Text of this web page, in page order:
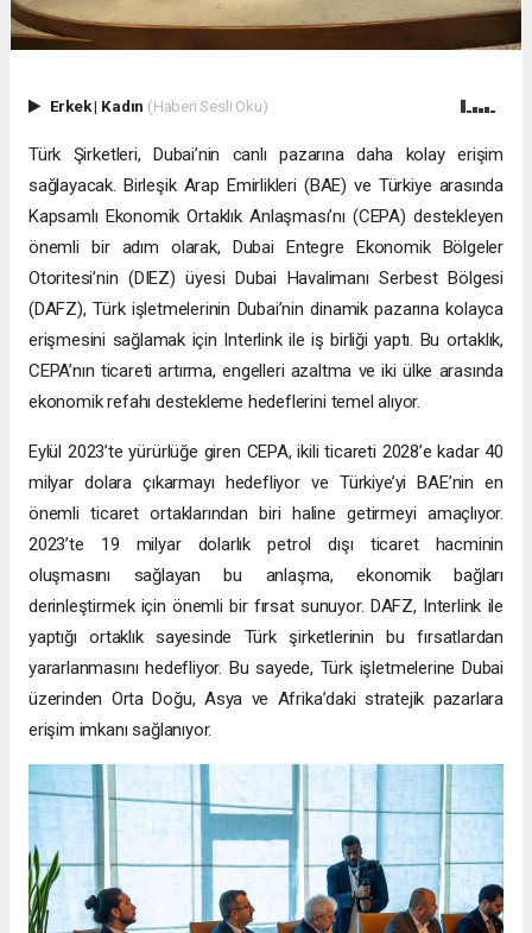
Erkek| Kadın (Haberi Sesli Oku)
Türk Şirketleri, Dubai’nin canlı pazarına daha kolay erişim
sağlayacak. Birleşik Arap Emirlikleri (BAE) ve Türkiye arasında
Kapsamlı Ekonomik Ortaklık Anlaşması’nı (CEPA) destekleyen
önemli bir adım olarak, Dubai Entegre Ekonomik Bölgeler
Otoritesi’nin (DIEZ) üyesi Dubai Havalimanı Serbest Bölgesi
(DAFZ), Türk işletmelerinin Dubai’nin dinamik pazarına kolayca
erişmesini sağlamak için Interlink ile iş birliği yaptı. Bu ortaklık,
CEPA’nın ticareti artırma, engelleri azaltma ve iki ülke arasında
ekonomik refahı destekleme hedeflerini temel alıyor.
Eylül 2023’te yürürlüğe giren CEPA, ikili ticareti 2028’e kadar 40
milyar dolara çıkarmayı hedefliyor ve Türkiye’yi BAE’nin en
önemli ticaret ortaklarından biri haline getirmeyi amaçlıyor.
2023’te 19 milyar dolarlık petrol dışı ticaret hacminin
oluşmasını sağlayan bu anlaşma, ekonomik bağları
derinleştirmek için önemli bir fırsat sunuyor. DAFZ, Interlink ile
yaptığı ortaklık sayesinde Türk şirketlerinin bu fırsatlardan
yararlanmasını hedefliyor. Bu sayede, Türk işletmelerine Dubai
üzerinden Orta Doğu, Asya ve Afrika’daki stratejik pazarlara
erişim imkanı sağlanıyor.